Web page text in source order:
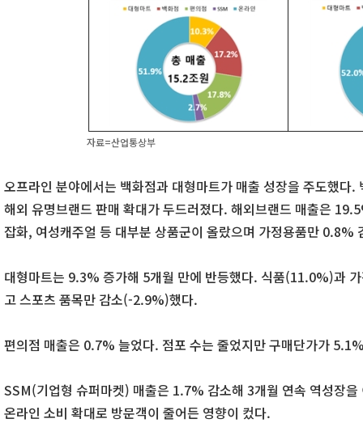
자료=산업통상부
오프라인 분야에서는 백화점과 대형마트가 매출 성장을 주도했다
해외 유명브랜드 판매 확대가 두드러졌다. 해외브랜드 매출은
잡화, 여성캐주얼 등 대부분 상품군이 올랐으며 가정용품만 0.8%
대형마트는 9.3% 증가해 5개월 만에 반등했다. 식품(11.0%)과
고 스포츠 품목만 감소(-2.9%)했다.
편의점 매출은 0.7% 늘었다. 점포 수는 줄었지만 구매단가가
SSM(기업형 슈퍼마켓) 매출은 1.7% 감소해 3개월 연속 역성장
온라인 소비 확대로 방문객이 줄어든 영향이 컸다.